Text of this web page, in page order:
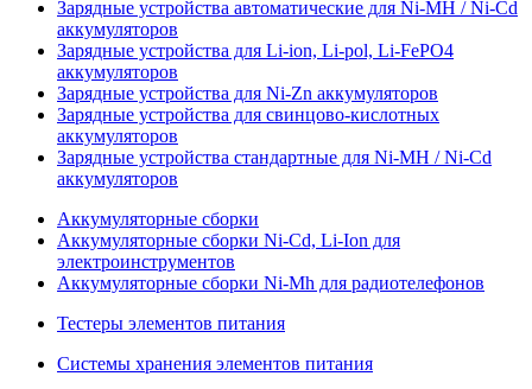
Зарядные устройства автоматические для Ni-MH / Ni-Cd
аккумуляторов
Зарядные устройства для Li-ion, Li-pol, Li-FePO4
аккумуляторов
Зарядные устройства для Ni-Zn аккумуляторов
Зарядные устройства для свинцово-кислотных
аккумуляторов
Зарядные устройства стандартные для Ni-MH / Ni-Cd
аккумуляторов
Аккумуляторные сборки
Аккумуляторные сборки Ni-Cd, Li-Ion для
электроинструментов
Аккумуляторные сборки Ni-Mh для радиотелефонов
Тестеры элементов питания
Системы хранения элементов питания